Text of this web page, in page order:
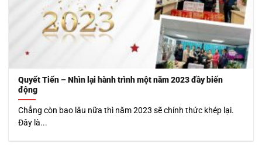
Quyết Tiến – Nhìn lại hành trình một năm 2023 đầy biến
động
Chẳng còn bao lâu nữa thì năm 2023 sẽ chính thức khép lại.
Đây là...